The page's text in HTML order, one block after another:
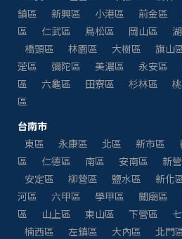
鎮區
新興區 小港區 前金區
區
仁武區 鳥松區 岡山區
橋頭區
林園區 大樹區 旗山
萣區
彌陀區 美濃區 永安區
區
六龜區 田寮區 杉林區
區
台南市
東區
永康區 北區 新市區
區
仁德區 南區 安南區 新
安定區
柳營區 鹽水區 新化
河區
六甲區 學甲區 關廟區
區
山上區 東山區 下營區
楠西區
左鎮區 大內區 北門